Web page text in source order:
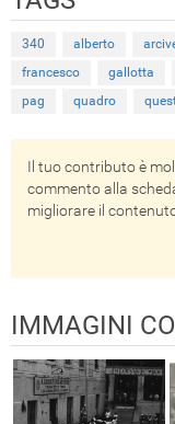
340 alberto
francesco
gallotta
pag
quadro
Il tuo contributo è
commento alla
migliorare il
IMMAGINI